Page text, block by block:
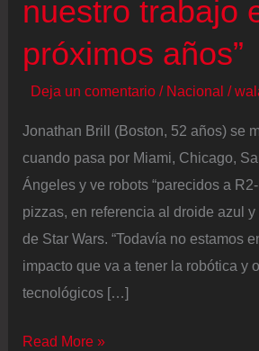
nuestro trabajo
próximos años”
Deja un comentario / Nacional /
Jonathan Brill (Boston, 52 años) se
cuando pasa por Miami, Chicago,
Ángeles y ve robots “parecidos a
pizzas, en referencia al droide azul
de Star Wars. “Todavía no estamos
impacto que va a tener la robótica y
tecnológicos […]
Jonathan
Read More »